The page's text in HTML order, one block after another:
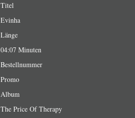
Titel
Evinha
Länge
04:07 Minuten
Bestellnummer
Promo
Album
The Price Of Therapy